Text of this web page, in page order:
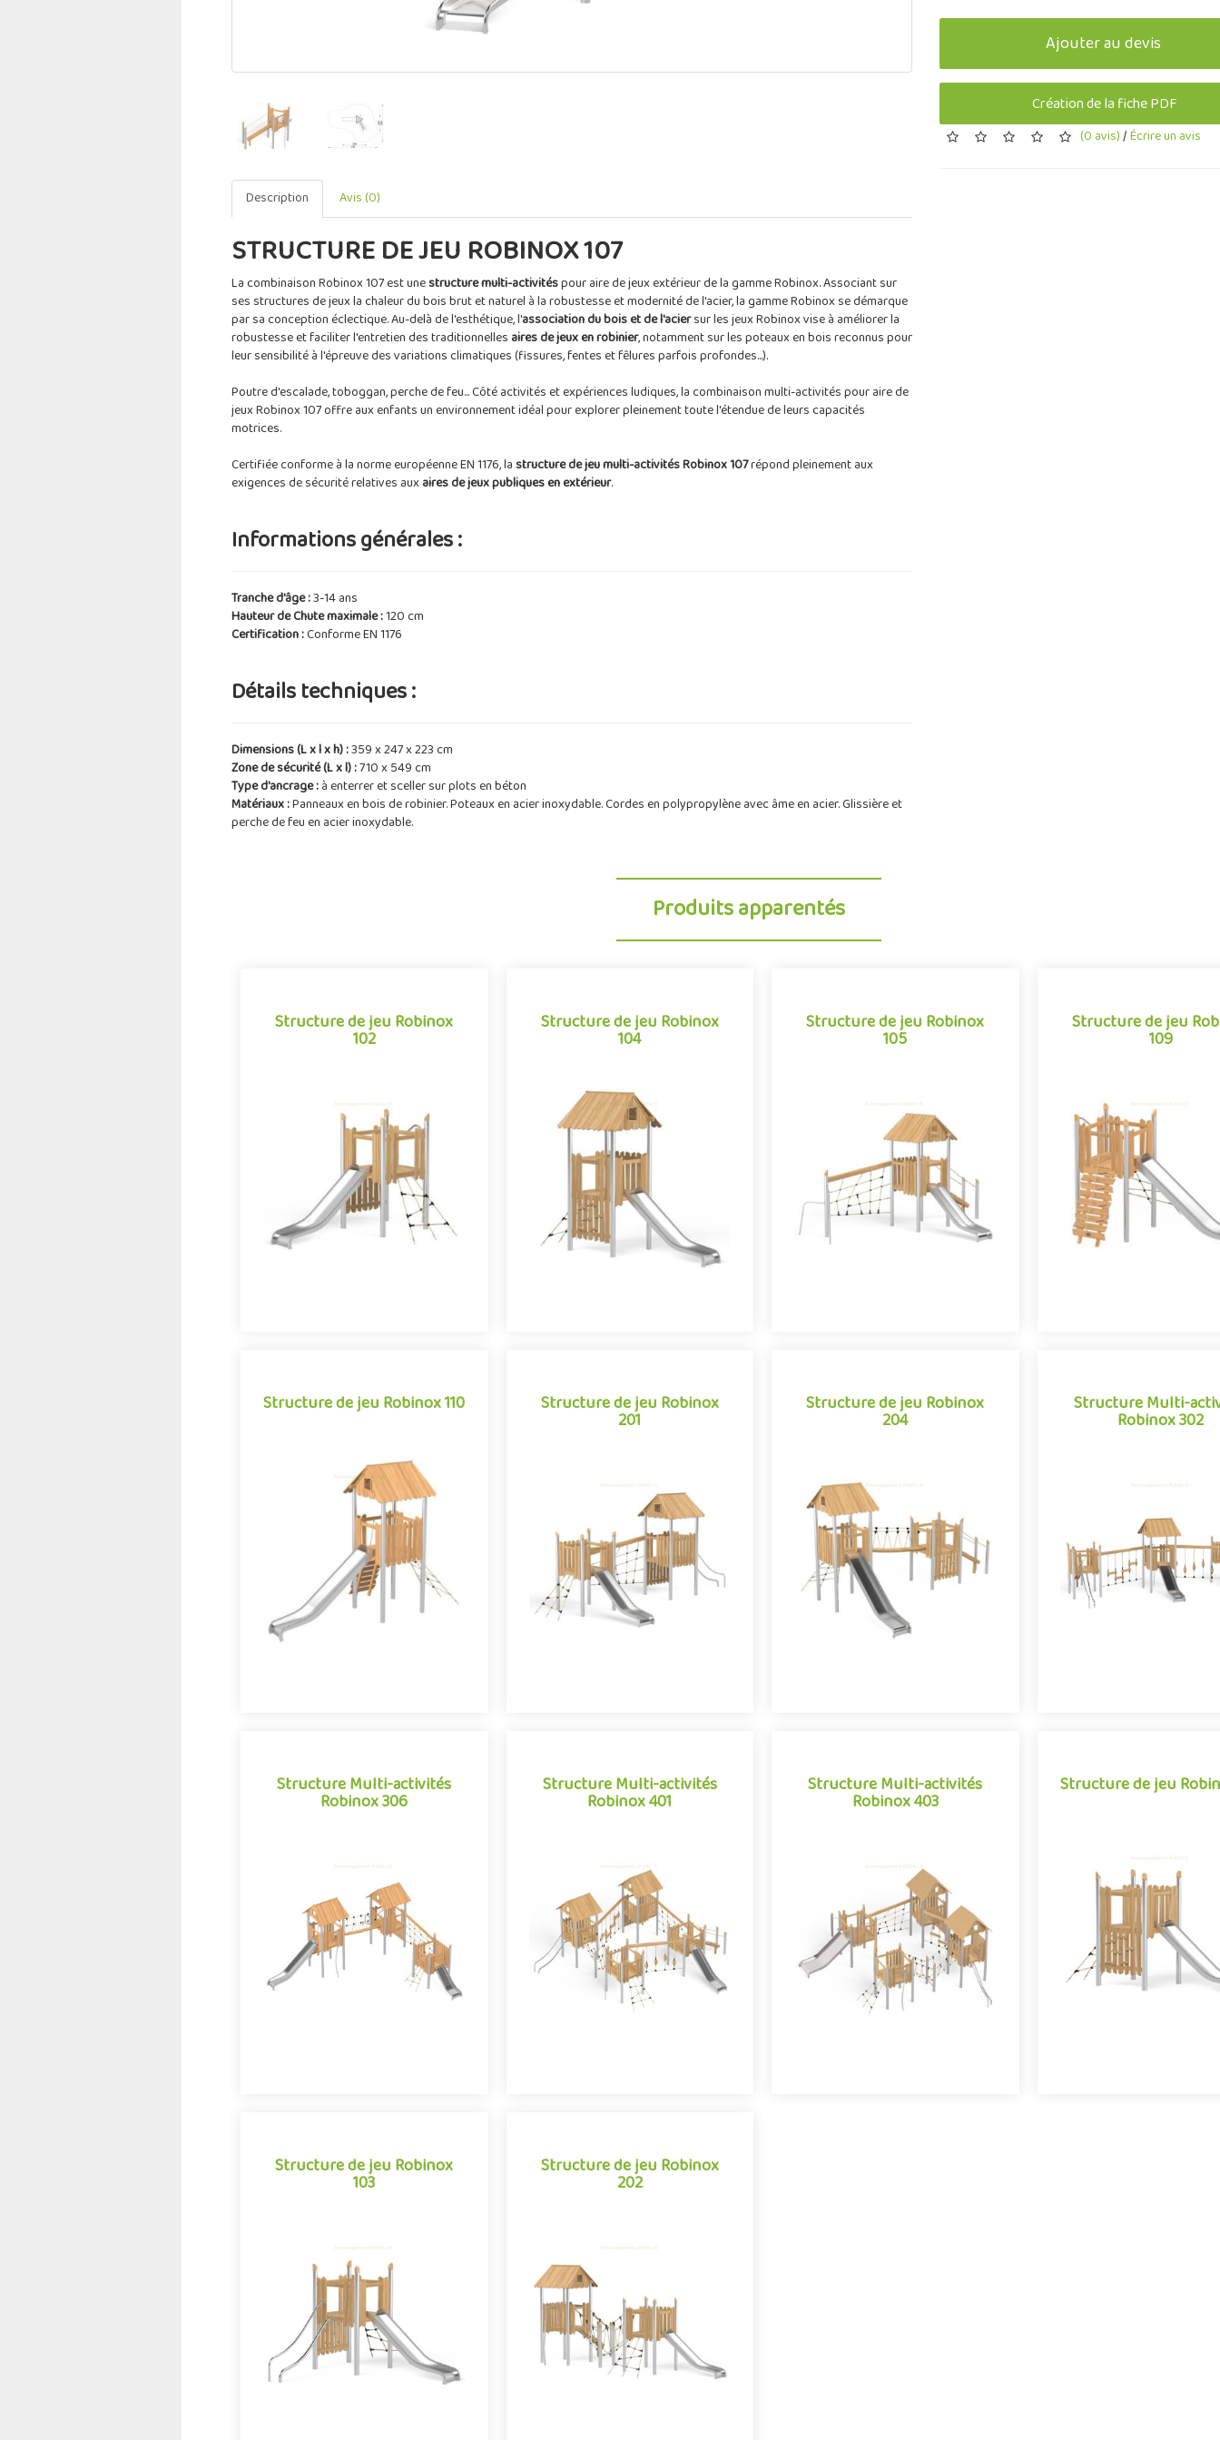
Description Avis (0)
STRUCTURE DE JEU ROBINOX 107
La combinaison Robinox 107 est unestructure multi-activitéspour aire de jeux extérieur de la gamme Robinox. Associant sur
ses structures de jeux la chaleur du bois brut et naturel à la robustesse et modernité de l'acier, la gamme Robinox se démarque
par sa conception éclectique. Au-delà de l'esthétique, l'association du bois et de l'aciersur les jeux Robinox vise à améliorer la
robustesse et faciliter l'entretien des traditionnelles aires de jeux en robinier, notamment sur les poteaux en bois reconnus pour
leur sensibilité à l'épreuve des variations climatiques (fissures, fentes et fêlures parfois profondes...).
Poutre d'escalade, toboggan, perche de feu... Côté activités et expériences ludiques, la combinaison multi-activités pour aire de
jeux Robinox 107 offre aux enfants un environnement idéal pour explorer pleinement toute l'étendue de leurs capacités
motrices.
Certifiée conforme à la norme européenne EN 1176, lastructure de jeu multi-activités Robinox 107répond pleinement aux
exigences de sécurité relatives aux aires de jeux publiques en extérieur.
Informations générales :
Tranche d'âge :3-14 ans
Hauteur de Chute maximale :120 cm
Certification :Conforme EN 1176
Détails techniques :
Dimensions (L x l x h) :359 x 247 x 223 cm
Zone de sécurité (L x l) :710 x 549 cm
Type d'ancrage :à enterrer et sceller sur plots en béton
Matériaux :Panneaux en bois de robinier. Poteaux en acier inoxydable. Cordes en polypropylène avec âme en acier. Glissière et
perche de feu en acier inoxydable.
Ajouter au devis
Création de la fiche PDF
(0 avis)/Écrire un avis
Produits apparentés
Structure de jeu Robinox
102
La combinaison Robinox 102 est une
structure multi-activités pour aire de
jeux extérieur de la gamme Robinox.
Associant sur s..
Offre partenaire
Structure de jeu Robinox
104
104
La combinaison Robinox 104 est une
structure multi-activités pour aire de
jeux extérieur de la gamme Robinox.
Associant sur s..
Offre partenaire
Structure de jeu Robinox
105
La combinaison Robinox 105 est une
structure multi-activités pour aire de
jeux extérieur de la gamme Robinox.
Associant sur s..
Offre partenaire
Structure de jeu
109
La combinaison Robinox
structure multi-activités
jeux extérieur de la gamme
Associant sur s..
Offre partenaire
Structure de jeu Robinox 110
Structure de jeu Robinox 110
La combinaison Robinox 110 est une
structure multi-activités pour aire de
jeux extérieur de la gamme Robinox.
Associant sur s..
Offre partenaire
Structure de jeu Robinox
201
La combinaison 2 tours Robinox 201
est une structure multi-activités pour
aire de jeux extérieur de la gamme
Robinox. Associa..
Offre partenaire
Structure de jeu Robinox
204
La combinaison 2 tours Robinox 204
est une structure multi-activités pour
aire de jeux extérieur de la gamme
Robinox. Associa..
Offre partenaire
Structure Multi-
Robinox 302
est une structure multi-
aire de jeux extérieur de la
Robinox. Associa..
Offre partenaire
Structure Multi-activités
Robinox 306
La combinaison 3 tours Robinox 306
est une structure multi-activités pour
aire de jeux extérieur de la gamme
Robinox. Associa..
Offre partenaire
Structure Multi-activités
Robinox 401
La combinaison 4 tours Robinox 401
est une structure multi-activités pour
aire de jeux extérieur de la gamme
Robinox. Associa..
Offre partenaire
Structure Multi-activités
Robinox 403
La combinaison 4 tours Robinox 403
est une structure multi-activités pour
aire de jeux extérieur de la gamme
Robinox. Associa..
Offre partenaire
Structure de jeu
La combinaison Robinox
structure multi-activités
jeux extérieur de la gamme
Associant sur s..
Offre partenaire
Structure de jeu Robinox
103
La combinaison Robinox 103 est une
structure multi-activités pour aire de
jeux extérieur de la gamme Robinox.
Associant sur s..
Offre partenaire
Structure de jeu Robinox
202
La combinaison 2 tours Robinox 202
est une structure multi-activités pour
aire de jeux extérieur de la gamme
Robinox. Associa..
Offre partenaire